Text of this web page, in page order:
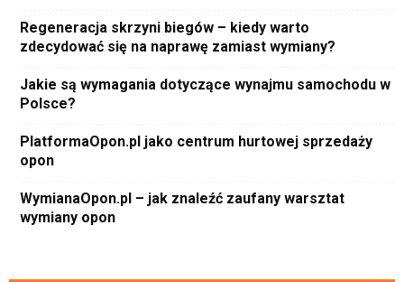
Regeneracja skrzyni biegów – kiedy warto
zdecydować się na naprawę zamiast wymiany?
Jakie są wymagania dotyczące wynajmu samochodu w
Polsce?
PlatformaOpon.pl jako centrum hurtowej sprzedaży
opon
WymianaOpon.pl – jak znaleźć zaufany warsztat
wymiany opon